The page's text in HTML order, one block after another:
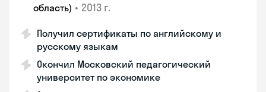
область) • 2013 г.
Получил сертификаты по английскому и
русскому языкам
Окончил Московский педагогический
университет по экономике